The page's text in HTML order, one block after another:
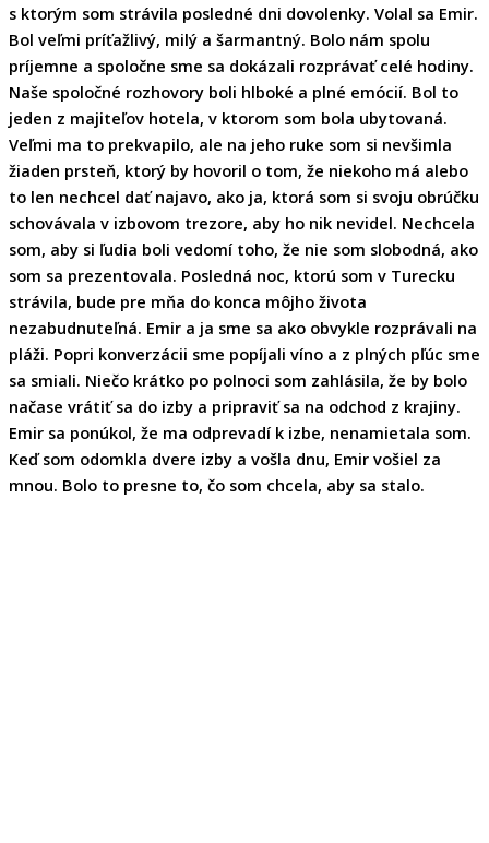
s ktorým som strávila posledné dni dovolenky. Volal sa Emir.
Bol veľmi príťažlivý, milý a šarmantný. Bolo nám spolu
príjemne a spoločne sme sa dokázali rozprávať celé hodiny.
Naše spoločné rozhovory boli hlboké a plné emócií. Bol to
jeden z majiteľov hotela, v ktorom som bola ubytovaná.
Veľmi ma to prekvapilo, ale na jeho ruke som si nevšimla
žiaden prsteň, ktorý by hovoril o tom, že niekoho má alebo
to len nechcel dať najavo, ako ja, ktorá som si svoju obrúčku
schovávala v izbovom trezore, aby ho nik nevidel. Nechcela
som, aby si ľudia boli vedomí toho, že nie som slobodná, ako
som sa prezentovala. Posledná noc, ktorú som v Turecku
strávila, bude pre mňa do konca môjho života
nezabudnuteľná. Emir a ja sme sa ako obvykle rozprávali na
pláži. Popri konverzácii sme popíjali víno a z plných pľúc sme
sa smiali. Niečo krátko po polnoci som zahlásila, že by bolo
načase vrátiť sa do izby a pripraviť sa na odchod z krajiny.
Emir sa ponúkol, že ma odprevadí k izbe, nenamietala som.
Keď som odomkla dvere izby a vošla dnu, Emir vošiel za
mnou. Bolo to presne to, čo som chcela, aby sa stalo.